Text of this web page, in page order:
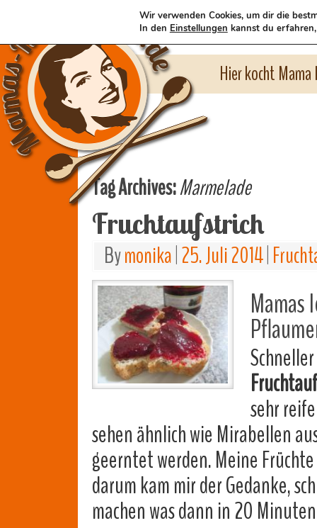
Hier kocht
Tag Archives:Marmelade
Fruchtaufstrich
Bymonika 25. Juli 2014
sehr
sehen ähnlich wie Mirabellen
geerntet werden. Meine
darum kam mir der Gedanke,
machen was dann in 20
Wir verwenden Cookies, um dir die
In den Einstellungen kannst du